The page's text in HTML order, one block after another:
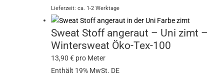
Lieferzeit: ca. 1-2 Werktage
Sweat Stoff angeraut – Uni zimt –
Wintersweat Öko-Tex-100
13,90€ pro Meter
Enthält 19% MwSt. DE